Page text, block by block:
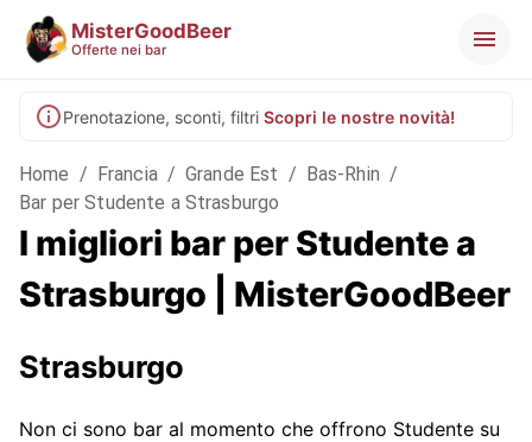
MisterGoodBeer
Offerte nei bar
Prenotazione, sconti, filtri Scopri le nostre novità!
Home / Francia / Grande Est / Bas-Rhin /
Bar per Studente a Strasburgo
I migliori bar per Studente a
Strasburgo | MisterGoodBeer
Strasburgo
Non ci sono bar al momento che offrono Studente su